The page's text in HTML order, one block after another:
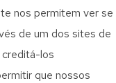
nos permitem ver se
de um dos sites de
creditá-los
que nossos